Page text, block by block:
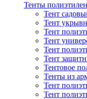
Тенты
Тент
Тент
Тент
Тент
Тент
Тент
Тентовое
Тенты из
Тент
Тент